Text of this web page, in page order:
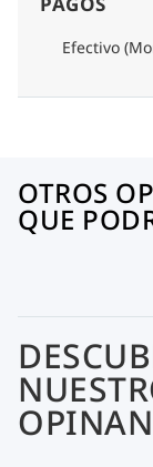
Efectivo
OTROS
QUE